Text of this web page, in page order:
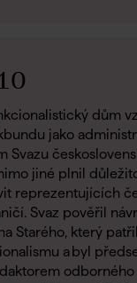
dům
jako
Svazu
jiné plnil
reprezentujících
Svaz pověřil
Starého, který
a byl
odborného